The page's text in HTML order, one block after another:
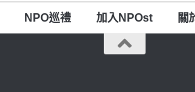
NPO巡禮 加入NPOst 關